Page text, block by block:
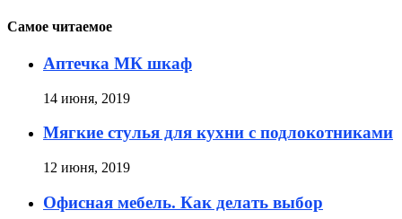
Самое читаемое
Аптечка МК шкаф
14 июня, 2019
Мягкие стулья для кухни с подлокотниками
12 июня, 2019
Офисная мебель. Как делать выбор